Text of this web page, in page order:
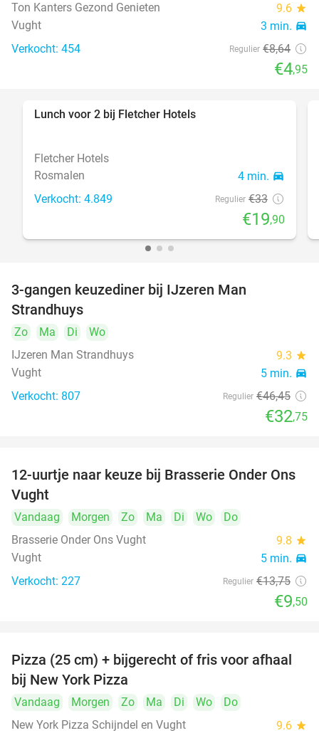
Ton Kanters Gezond Genieten
9.6 star
Vught 3 min. directions_car
Verkocht: 454 Regulier €8,64
€4,95
Lunch voor 2 bij Fletcher Hotels
Fletcher Hotels
Rosmalen
4 min. directions_car
Verkocht: 4.849 Regulier €33
€19,90
3-gangen keuzediner bij IJzeren Man
Strandhuys
Zo Ma Di
Wo
IJzeren Man Strandhuys
9.3 star
Vught 5 min. directions_car
Verkocht: 807 Regulier €46,45
€32,75
31%
12-uurtje naar keuze bij Brasserie Onder Ons
Vught
Vandaag Morgen Zo Ma Di Wo
Do
Brasserie Onder Ons Vught
9.8 star
Vught 5 min. directions_car
Verkocht: 227 Regulier €13,75
€9,50
48%
Pizza (25 cm) + bijgerecht of fris voor afhaal
bij New York Pizza
Vandaag Morgen Zo Ma Di Wo
Do
New York Pizza Schijndel en Vught
9.6 star